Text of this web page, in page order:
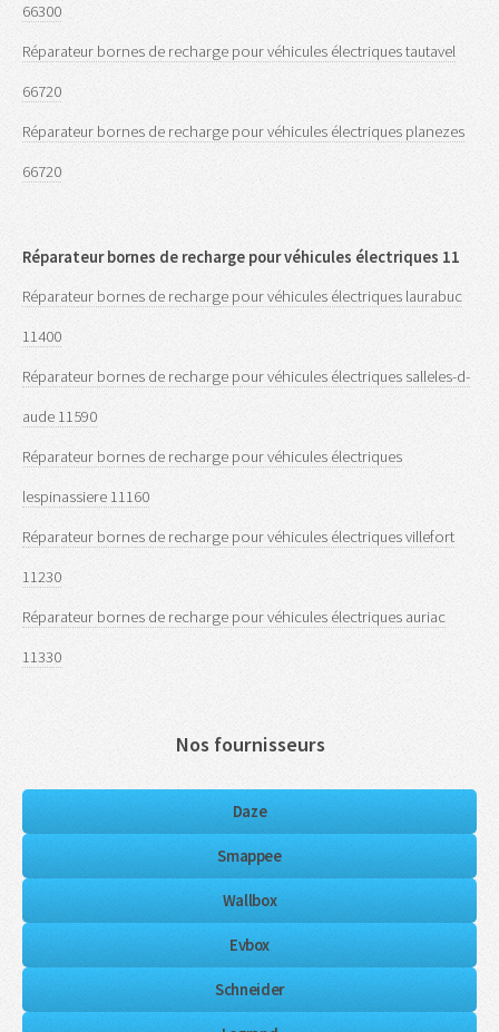
66300
Réparateur bornes de recharge pour véhicules électriques tautavel
66720
Réparateur bornes de recharge pour véhicules électriques planezes
66720
Réparateur bornes de recharge pour véhicules électriques 11
Réparateur bornes de recharge pour véhicules électriques laurabuc
11400
Réparateur bornes de recharge pour véhicules électriques salleles-d-
aude 11590
Réparateur bornes de recharge pour véhicules électriques
lespinassiere 11160
Réparateur bornes de recharge pour véhicules électriques villefort
11230
Réparateur bornes de recharge pour véhicules électriques auriac
11330
Nos fournisseurs
Daze
Smappee
Wallbox
Evbox
Schneider